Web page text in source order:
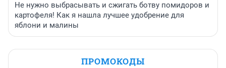
Не нужно выбрасывать и сжигать ботву помидоров и
картофеля! Как я нашла лучшее удобрение для
яблони и малины
ПРОМОКОДЫ